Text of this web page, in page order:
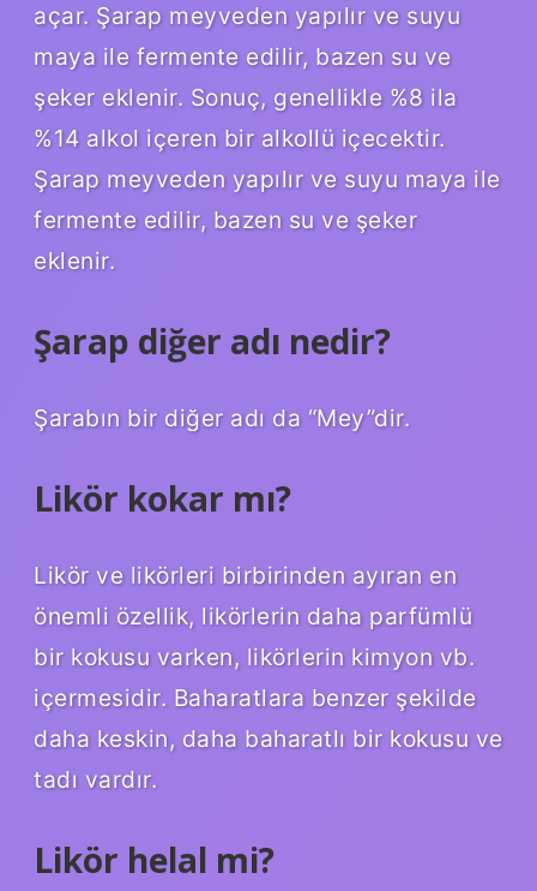
açar. Şarap meyveden yapılır ve suyu
maya ile fermente edilir, bazen su ve
şeker eklenir. Sonuç, genellikle %8 ila
%14 alkol içeren bir alkollü içecektir.
Şarap meyveden yapılır ve suyu maya ile
fermente edilir, bazen su ve şeker
eklenir.
Şarap diğer adı nedir?
Şarabın bir diğer adı da “Mey”dir.
Likör kokar mı?
Likör ve likörleri birbirinden ayıran en
önemli özellik, likörlerin daha parfümlü
bir kokusu varken, likörlerin kimyon vb.
içermesidir. Baharatlara benzer şekilde
daha keskin, daha baharatlı bir kokusu ve
tadı vardır.
Likör helal mi?